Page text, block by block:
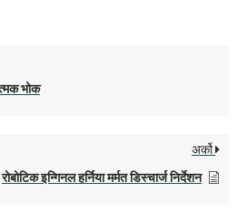
भोक
अर्को
रोबोटिक इन्गिनल हर्निया मर्मत डिस्चार्ज निर्देशन